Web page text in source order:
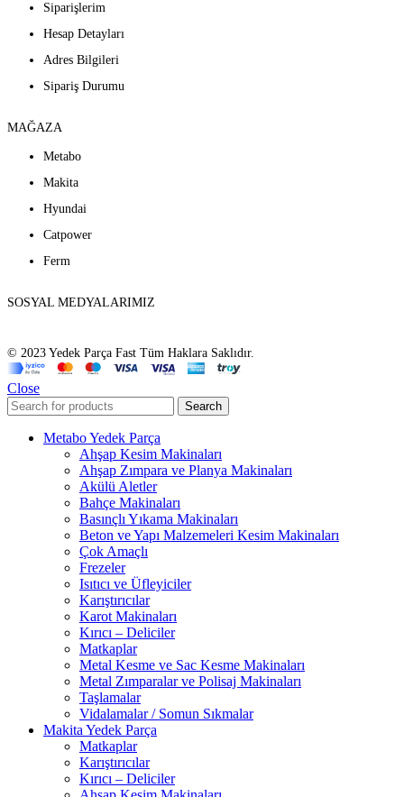
Siparişlerim
Hesap Detayları
Adres Bilgileri
Sipariş Durumu
MAĞAZA
Metabo
Makita
Hyundai
Catpower
Ferm
SOSYAL MEDYALARIMIZ
© 2023 Yedek Parça Fast Tüm Haklara Saklıdır.
Close
Search
Metabo Yedek Parça
Ahşap Kesim Makinaları
Ahşap Zımpara ve Planya Makinaları
Akülü Aletler
Bahçe Makinaları
Basınçlı Yıkama Makinaları
Beton ve Yapı Malzemeleri Kesim Makinaları
Çok Amaçlı
Frezeler
Isıtıcı ve Üfleyiciler
Karıştırıcılar
Karot Makinaları
Kırıcı – Deliciler
Matkaplar
Metal Kesme ve Sac Kesme Makinaları
Metal Zımparalar ve Polisaj Makinaları
Taşlamalar
Vidalamalar / Somun Sıkmalar
Makita Yedek Parça
Matkaplar
Karıştırıcılar
Kırıcı – Deliciler